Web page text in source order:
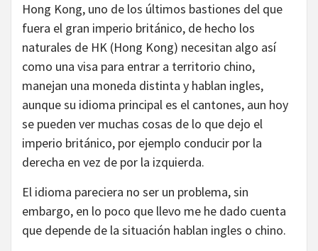
Hong Kong, uno de los últimos bastiones del que
fuera el gran imperio británico, de hecho los
naturales de HK (Hong Kong) necesitan algo así
como una visa para entrar a territorio chino,
manejan una moneda distinta y hablan ingles,
aunque su idioma principal es el cantones, aun hoy
se pueden ver muchas cosas de lo que dejo el
imperio británico, por ejemplo conducir por la
derecha en vez de por la izquierda.
El idioma pareciera no ser un problema, sin
embargo, en lo poco que llevo me he dado cuenta
que depende de la situación hablan ingles o chino.